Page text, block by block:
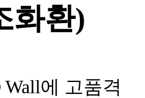
화환)
에 고품격